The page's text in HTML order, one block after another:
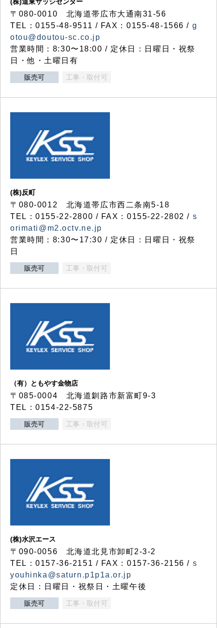
〒080-0010 北海道帯広市大通南31-56
TEL：0155-48-9511 / FAX：0155-48-1566 / g
otou@doutou-sc.co.jp
営業時間：8:30〜18:00 / 定休日：日曜日・祝祭
日・他・土曜日有
販売可 工事・取付可
(株)反町
〒080-0012 北海道帯広市西二条南5-18
TEL：0155-22-2800 / FAX：0155-22-2802 / s
orimati@m2.octv.ne.jp
営業時間：8:30〜17:30 / 定休日：日曜日・祝祭
日
販売可 工事・取付可
（有）ともやす金物店
〒085-0004 北海道釧路市新富町9-3
TEL：0154-22-5875
販売可 工事・取付可
(株)水沢エース
〒090-0056 北海道北見市卸町2-3-2
TEL：0157-36-2151 / FAX：0157-36-2156 / s
youhinka@saturn.p1p1a.or.jp
定休日：日曜日・祝祭日・土曜午後
販売可 工事・取付可